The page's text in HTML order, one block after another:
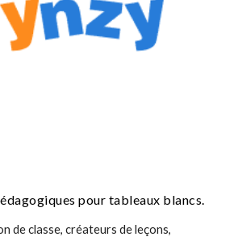
pour tableaux blancs.
de classe, créateurs de leçons,